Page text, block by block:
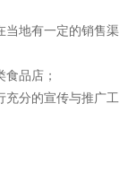
当地有一定的销售渠
品店；
充分的宣传与推广工